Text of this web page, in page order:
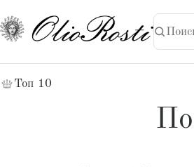
Поиск:
Топ 10